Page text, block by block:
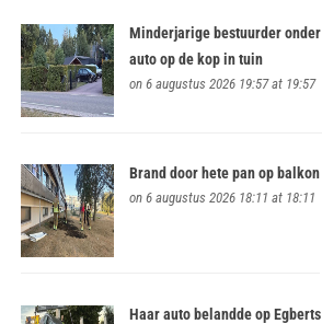
Minderjarige bestuurder
auto op de kop in tuin
on 6 augustus 2026 19:57 at 19:57
Brand door hete pan op balkon
on 6 augustus 2026 18:11 at 18:11
Haar auto belandde op